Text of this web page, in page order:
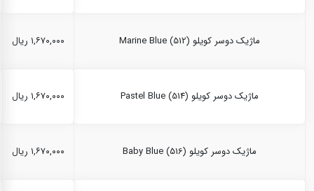
ماژیک دوسر کویلو Marine Blue (512) ۱,۶۷۰,۰۰۰ ریال
ماژیک دوسر کویلو Pastel Blue (514) ۱,۶۷۰,۰۰۰ ریال
ماژیک دوسر کویلو Baby Blue (516) ۱,۶۷۰,۰۰۰ ریال